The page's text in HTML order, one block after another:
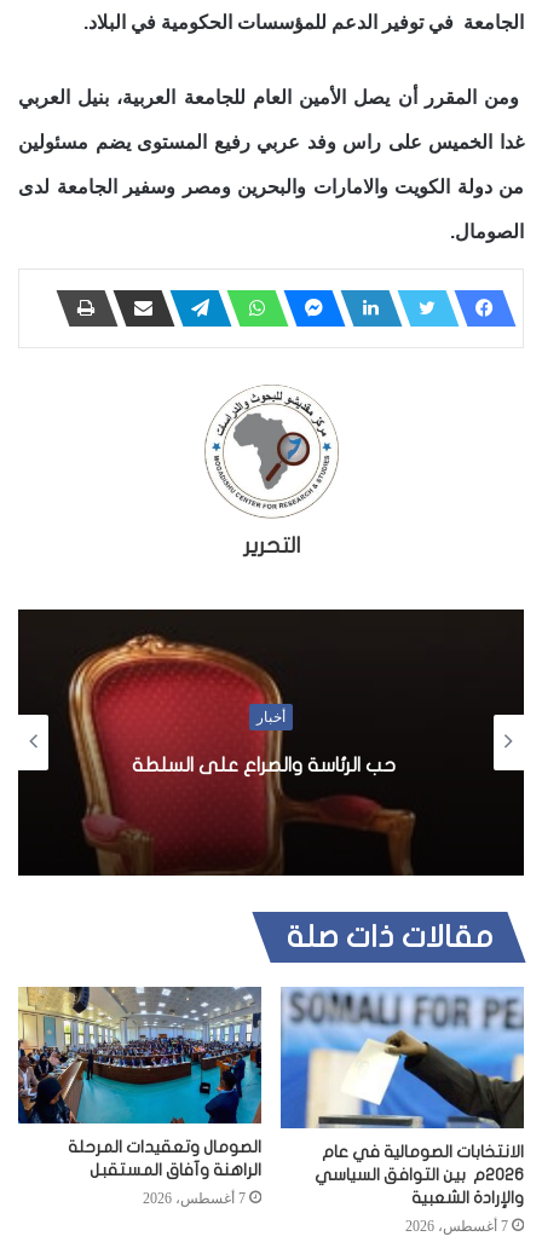
الجامعة في توفير الدعم للمؤسسات الحكومية في البلاد.
ومن المقرر أن يصل الأمين العام للجامعة العربية، بنيل العربي
غدا الخميس على راس وفد عربي رفيع المستوى يضم مسئولين
من دولة الكويت والامارات والبحرين ومصر وسفير الجامعة لدى
الصومال.
التحرير
أخبار
حب الرئاسة والصراع على السلطة
مقالات ذات صلة
الانتخابات الصومالية في عام
2026م بين التوافق السياسي
والإرادة الشعبية
7 أغسطس، 2026
الصومال وتعقيدات المرحلة
الراهنة وآفاق المستقبل
7 أغسطس، 2026